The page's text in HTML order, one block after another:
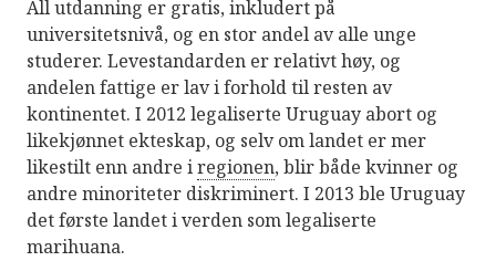
All utdanning er gratis, inkludert på
universitetsnivå, og en stor andel av alle unge
studerer. Levestandarden er relativt høy, og
andelen fattige er lav i forhold til resten av
kontinentet. I 2012 legaliserte Uruguay abort og
likekjønnet ekteskap, og selv om landet er mer
likestilt enn andre iregionen, blir både kvinner og
andre minoriteter diskriminert. I 2013 ble Uruguay
det første landet i verden som legaliserte
marihuana.